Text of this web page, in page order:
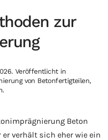
zur
. Veröffentlicht in
von Betonfertigteilen,
.
Beton
verhält sich eher wie ein